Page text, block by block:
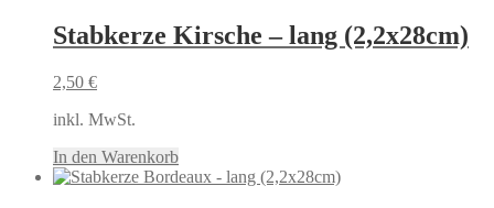
Stabkerze Kirsche – lang (2,2x28cm)
2,50 €
inkl. MwSt.
In den Warenkorb